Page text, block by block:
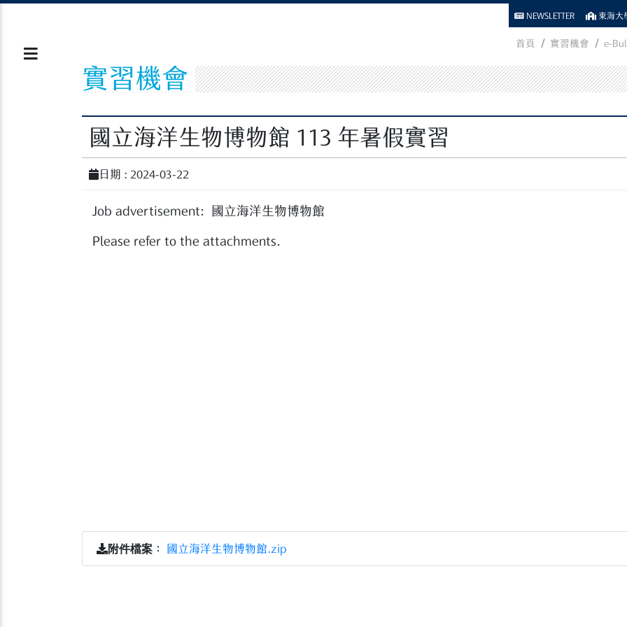
NEWSLETTER 東海大
首頁 實習機會 e-
實習機會
國立海洋生物博物館 113 年暑假實習
日期 : 2024-03-22
Job advertisement: 國立海洋生物博物館
Please refer to the attachments.
附件檔案 ： 國立海洋生物博物館.zip